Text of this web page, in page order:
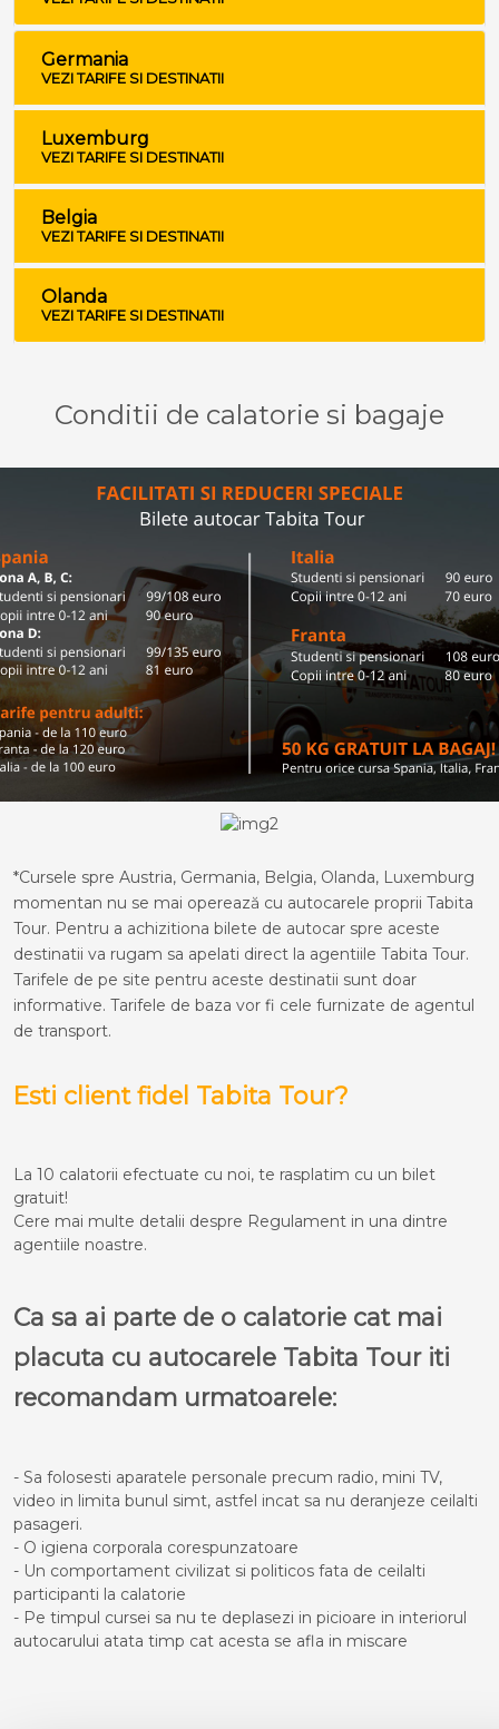
Germania
VEZI TARIFE SI DESTINATII
Luxemburg
VEZI TARIFE SI DESTINATII
Belgia
VEZI TARIFE SI DESTINATII
Olanda
VEZI TARIFE SI DESTINATII
Conditii de calatorie si bagaje
*Cursele spre Austria, Germania, Belgia, Olanda, Luxemburg
momentan nu se mai operează cu autocarele proprii Tabita
Tour. Pentru a achizitiona bilete de autocar spre aceste
destinatii va rugam sa apelati direct la agentiile Tabita Tour.
Tarifele de pe site pentru aceste destinatii sunt doar
informative. Tarifele de baza vor fi cele furnizate de agentul
de transport.
Esti client fidel Tabita Tour?
La 10 calatorii efectuate cu noi, te rasplatim cu un bilet
gratuit!
Cere mai multe detalii despre Regulament in una dintre
agentiile noastre.
Ca sa ai parte de o calatorie cat mai
placuta cu autocarele Tabita Tour iti
recomandam urmatoarele:
- Sa folosesti aparatele personale precum radio, mini TV,
video in limita bunul simt, astfel incat sa nu deranjeze ceilalti
pasageri.
- O igiena corporala corespunzatoare
- Un comportament civilizat si politicos fata de ceilalti
participanti la calatorie
- Pe timpul cursei sa nu te deplasezi in picioare in interiorul
autocarului atata timp cat acesta se afla in miscare